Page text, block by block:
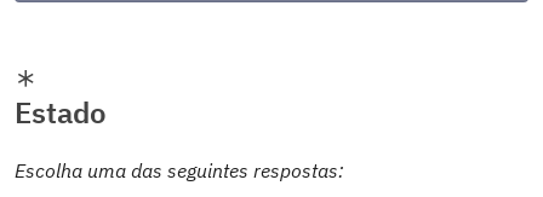
Estado
Escolha uma das seguintes respostas: